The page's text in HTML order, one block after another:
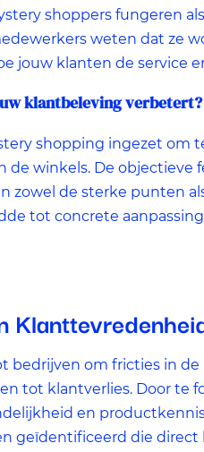
shoppers fungeren
weten dat ze
jouw klanten de service
klantbeleving verbetert?
shopping ingezet om
de winkels. De objectieve
zowel de sterke punten
tot concrete
bedrijven om fricties in
tot klantverlies. Door te
en
geïdentificeerd die direct